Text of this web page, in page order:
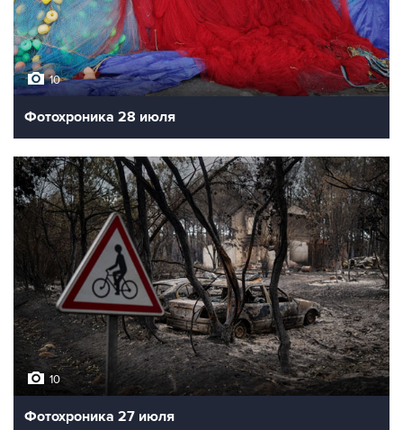
10
Фотохроника 28 июля
10
Фотохроника 27 июля